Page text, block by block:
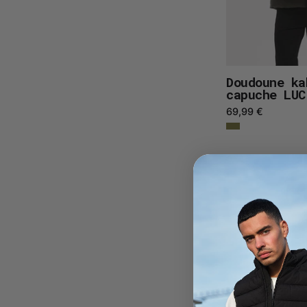
Doudoune
capuche LUC
69,99 €